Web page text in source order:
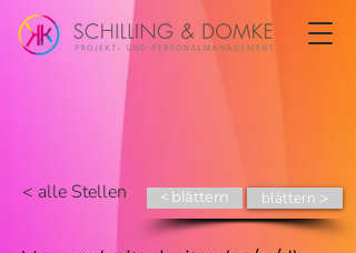
< alle Stellen < blättern blättern >